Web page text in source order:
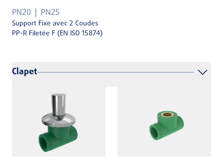
PN20 PN25
Support Fixe avec 2 Coudes
PP-R Filetée F (EN ISO 15874)
Clapet